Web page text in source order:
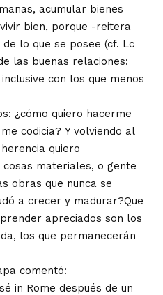
acumular bienes
bien, porque -reitera
lo que se posee (cf. Lc
las buenas relaciones:
con los que menos
¿cómo quiero hacerme
codicia? Y volviendo al
quiero
materiales, o gente
obras que nunca se
a crecer y madurar?Que
apreciados son los
los que permanecerán
comentó:
in Rome después de un